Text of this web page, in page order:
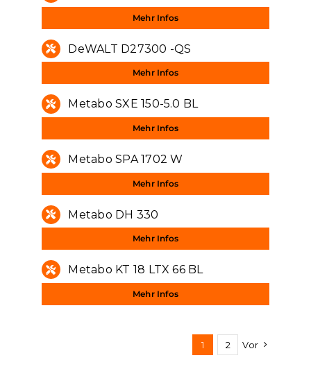
Mehr Infos
DeWALT D27300 -QS
Mehr Infos
Metabo SXE 150-5.0 BL
Mehr Infos
Metabo SPA 1702 W
Mehr Infos
Metabo DH 330
Mehr Infos
Metabo KT 18 LTX 66 BL
Mehr Infos
1 2 Vor